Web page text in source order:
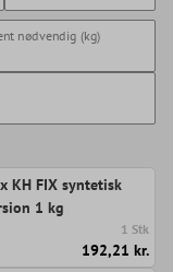
nødvendig (kg)
KH FIX syntetisk
1 kg
1 Stk
192,21 kr.